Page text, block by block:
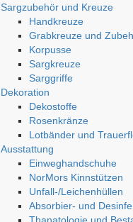
Sargzubehör und Kreuze
Handkreuze
Grabkreuze und
Korpusse
Sargkreuze
Sarggriffe
Dekoration
Dekostoffe
Rosenkränze
Lotbänder und
Ausstattung
Einweghandschuhe
NorMors Kinnstützen
Unfall-/Leichenhüllen
Absorbier- und